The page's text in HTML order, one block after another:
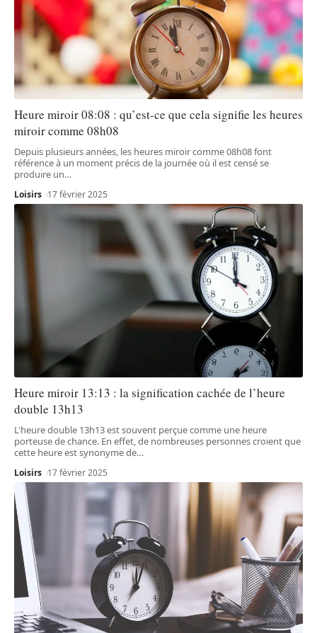
Heure miroir 08:08 : qu’est-ce que cela signifie les heures
miroir comme 08h08
Depuis plusieurs années, les heures miroir comme 08h08 font
référence à un moment précis de la journée où il est censé se
produire un…
Loisirs 17 février 2025
Heure miroir 13:13 : la signification cachée de l’heure
double 13h13
L'heure double 13h13 est souvent perçue comme une heure
porteuse de chance. En effet, de nombreuses personnes croient que
cette heure est synonyme de…
Loisirs 17 février 2025